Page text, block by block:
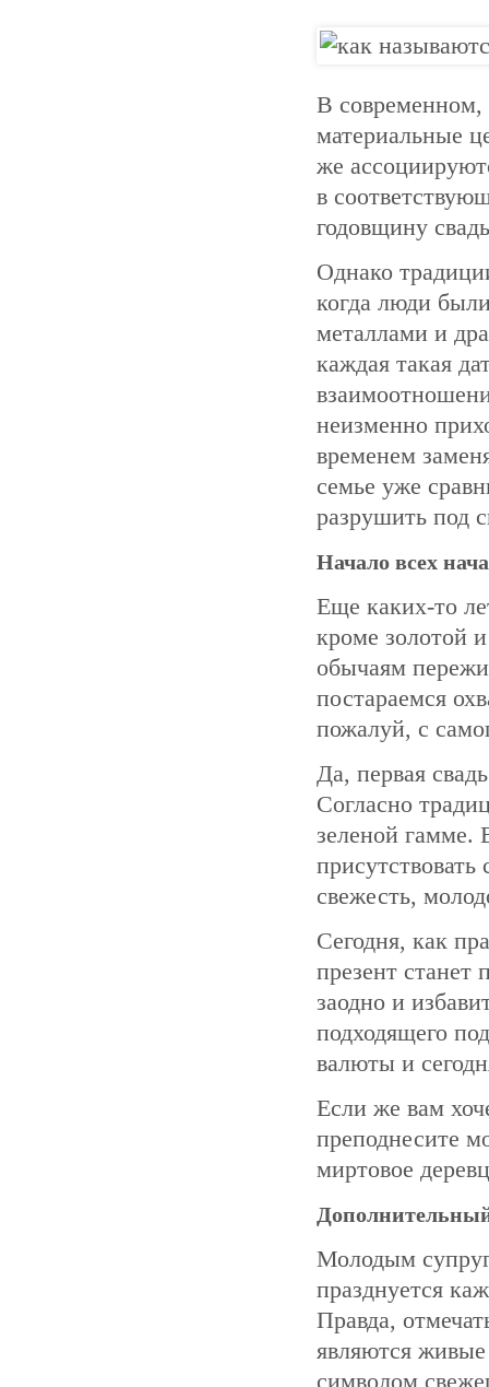
В современном,
материальные
же
в
годовщину
Однако
когда люди
металлами и
каждая такая
неизменно
временем
семье уже
разрушить под
Начало всех
Еще каких-то
кроме золотой
обычаям
постараемся
пожалуй, с
Да, первая
Согласно
зеленой гамме.
свежесть,
Сегодня, как
презент
заодно и
подходящего
валюты и
Если же вам
преподнесите
миртовое
Молодым
празднуется
Правда,
являются
символом